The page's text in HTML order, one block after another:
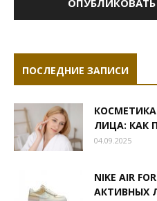
ПОСЛЕДНИЕ ЗАПИСИ
ЛИЦА: КАК
04.09.2025
NIKE AIR
АКТИВНЫХ